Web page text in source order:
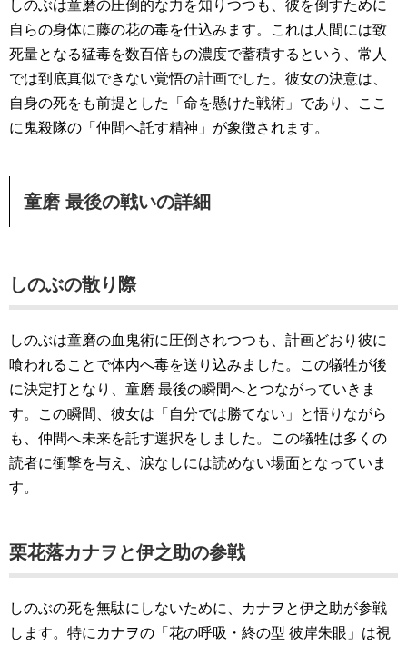
しのぶは童磨の圧倒的な力を知りつつも、彼を倒すために
自らの身体に藤の花の毒を仕込みます。これは人間には致
死量となる猛毒を数百倍もの濃度で蓄積するという、常人
では到底真似できない覚悟の計画でした。彼女の決意は、
自身の死をも前提とした「命を懸けた戦術」であり、ここ
に鬼殺隊の「仲間へ託す精神」が象徴されます。
童磨 最後の戦いの詳細
しのぶの散り際
しのぶは童磨の血鬼術に圧倒されつつも、計画どおり彼に
喰われることで体内へ毒を送り込みました。この犠牲が後
に決定打となり、童磨 最後の瞬間へとつながっていきま
す。この瞬間、彼女は「自分では勝てない」と悟りながら
も、仲間へ未来を託す選択をしました。この犠牲は多くの
読者に衝撃を与え、涙なしには読めない場面となっていま
す。
栗花落カナヲと伊之助の参戦
しのぶの死を無駄にしないために、カナヲと伊之助が参戦
します。特にカナヲの「花の呼吸・終の型 彼岸朱眼」は視